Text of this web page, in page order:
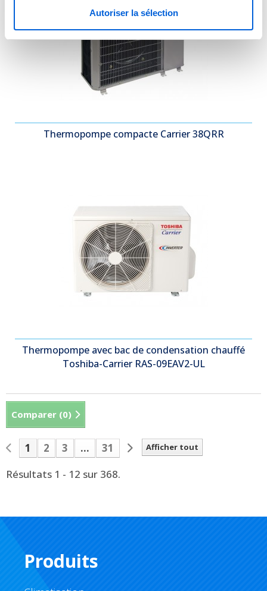
Autoriser la sélection
Thermopompe compacte Carrier 38QRR
Thermopompe avec bac de condensation chauffé
Toshiba-Carrier RAS-09EAV2-UL
Comparer (0)
Afficher tout
1 2 3 ...
31
Résultats 1 - 12 sur 368.
Produits